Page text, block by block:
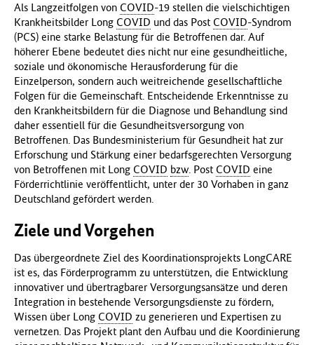
Als Langzeitfolgen von COVID-19 stellen die vielschichtigen
Krankheitsbilder Long COVID und das Post COVID-Syndrom
(PCS) eine starke Belastung für die Betroffenen dar. Auf
höherer Ebene bedeutet dies nicht nur eine gesundheitliche,
soziale und ökonomische Herausforderung für die
Einzelperson, sondern auch weitreichende gesellschaftliche
Folgen für die Gemeinschaft. Entscheidende Erkenntnisse zu
den Krankheitsbildern für die Diagnose und Behandlung sind
daher essentiell für die Gesundheitsversorgung von
Betroffenen. Das Bundesministerium für Gesundheit hat zur
Erforschung und Stärkung einer bedarfsgerechten Versorgung
von Betroffenen mit Long COVID bzw. Post COVID eine
Förderrichtlinie veröffentlicht, unter der 30 Vorhaben in ganz
Deutschland gefördert werden.
Ziele und Vorgehen
Das übergeordnete Ziel des Koordinationsprojekts LongCARE
ist es, das Förderprogramm zu unterstützen, die Entwicklung
innovativer und übertragbarer Versorgungsansätze und deren
Integration in bestehende Versorgungsdienste zu fördern,
Wissen über Long COVID zu generieren und Expertisen zu
vernetzen. Das Projekt plant den Aufbau und die Koordinierung